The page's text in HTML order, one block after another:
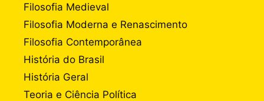
Filosofia Medieval
Filosofia Moderna e Renascimento
Filosofia Contemporânea
História do Brasil
História Geral
Teoria e Ciência Política